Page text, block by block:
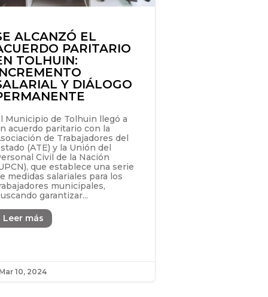
ALCANZÓ EL
PARITARIO
TOLHUIN:
Y DIÁLOGO
Municipio de Tolhuin llegó a
acuerdo paritario con la
de Trabajadores del
(ATE) y la Unión del
Civil de la Nación
que establece una serie
medidas salariales para los
municipales,
garantizar...
Leer más
10, 2024